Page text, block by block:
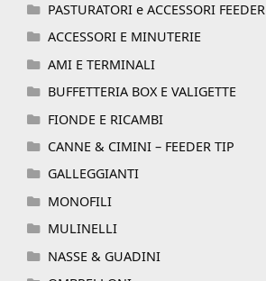
PASTURATORI e ACCESSORI FEEDER
ACCESSORI E MINUTERIE
AMI E TERMINALI
BUFFETTERIA BOX E VALIGETTE
FIONDE E RICAMBI
CANNE & CIMINI – FEEDER TIP
GALLEGGIANTI
MONOFILI
MULINELLI
NASSE & GUADINI